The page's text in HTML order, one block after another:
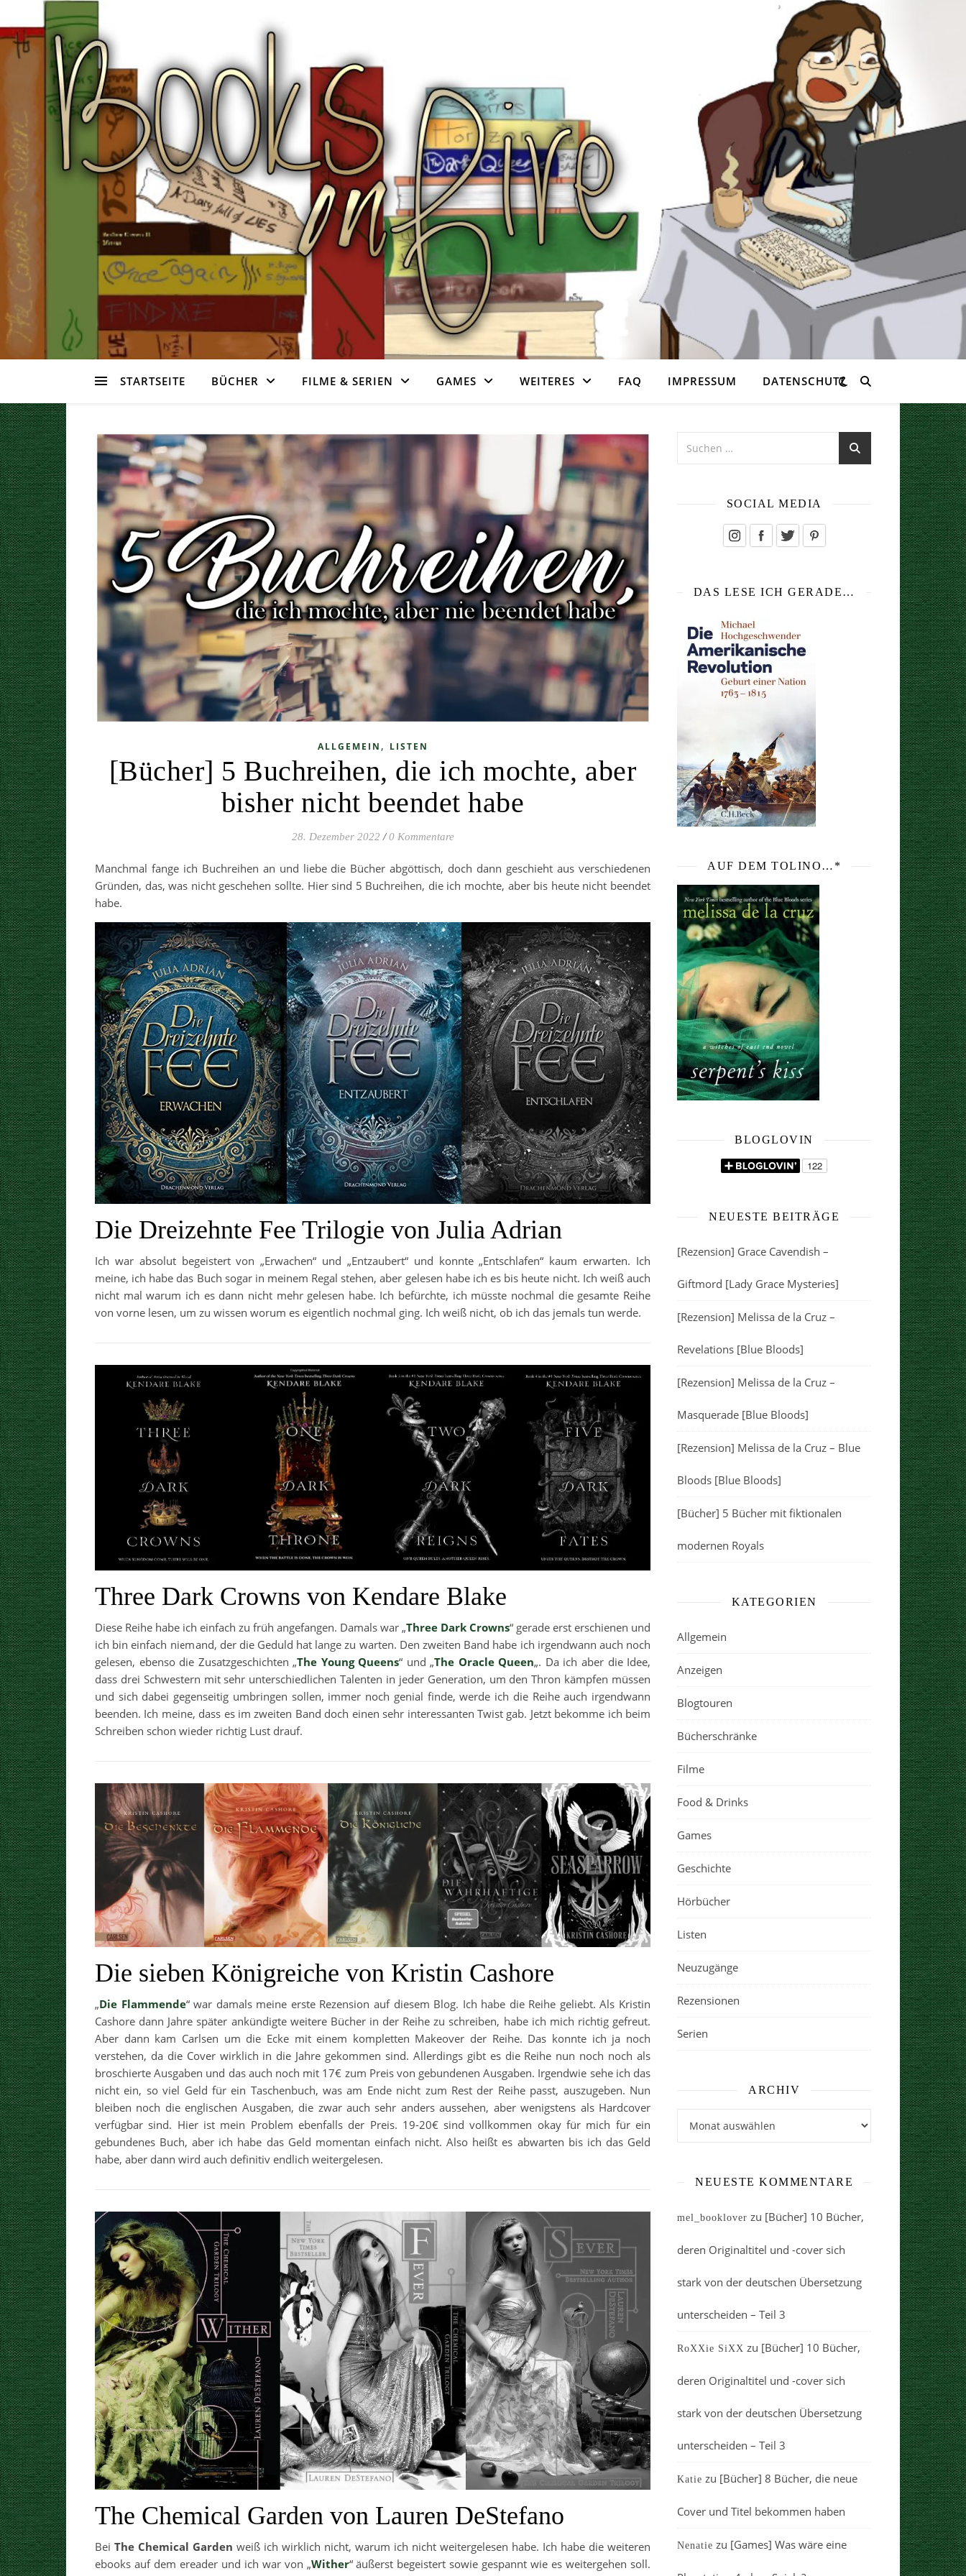
STARTSEITE BÜCHER FILME & SERIEN GAMES WEITERES FAQ IMPRESSUM DATENSCHUTZ
ALLGEMEIN , LISTEN
[Bücher] 5 Buchreihen, die ich mochte, aber
bisher nicht beendet habe
28. Dezember 2022 / 0 Kommentare
Manchmal fange ich Buchreihen an und liebe die Bücher abgöttisch, doch dann geschieht aus verschiedenen
Gründen, das, was nicht geschehen sollte. Hier sind 5 Buchreihen, die ich mochte, aber bis heute nicht beendet
habe.
Die Dreizehnte Fee Trilogie von Julia Adrian
Ich war absolut begeistert von „Erwachen“ und „Entzaubert“ und konnte „Entschlafen“ kaum erwarten. Ich
meine, ich habe das Buch sogar in meinem Regal stehen, aber gelesen habe ich es bis heute nicht. Ich weiß auch
nicht mal warum ich es dann nicht mehr gelesen habe. Ich befürchte, ich müsste nochmal die gesamte Reihe
von vorne lesen, um zu wissen worum es eigentlich nochmal ging. Ich weiß nicht, ob ich das jemals tun werde.
Three Dark Crowns von Kendare Blake
Diese Reihe habe ich einfach zu früh angefangen. Damals war „Three Dark Crowns“ gerade erst erschienen und
ich bin einfach niemand, der die Geduld hat lange zu warten. Den zweiten Band habe ich irgendwann auch noch
gelesen, ebenso die Zusatzgeschichten „The Young Queens“ und „The Oracle Queen„. Da ich aber die Idee,
dass drei Schwestern mit sehr unterschiedlichen Talenten in jeder Generation, um den Thron kämpfen müssen
und sich dabei gegenseitig umbringen sollen, immer noch genial finde, werde ich die Reihe auch irgendwann
beenden. Ich meine, dass es im zweiten Band doch einen sehr interessanten Twist gab. Jetzt bekomme ich beim
Schreiben schon wieder richtig Lust drauf.
Die sieben Königreiche von Kristin Cashore
„Die Flammende“ war damals meine erste Rezension auf diesem Blog. Ich habe die Reihe geliebt. Als Kristin
Cashore dann Jahre später ankündigte weitere Bücher in der Reihe zu schreiben, habe ich mich richtig gefreut.
Aber dann kam Carlsen um die Ecke mit einem kompletten Makeover der Reihe. Das konnte ich ja noch
verstehen, da die Cover wirklich in die Jahre gekommen sind. Allerdings gibt es die Reihe nun noch noch als
broschierte Ausgaben und das auch noch mit 17€ zum Preis von gebundenen Ausgaben. Irgendwie sehe ich das
nicht ein, so viel Geld für ein Taschenbuch, was am Ende nicht zum Rest der Reihe passt, auszugeben. Nun
bleiben noch die englischen Ausgaben, die zwar auch sehr anders aussehen, aber wenigstens als Hardcover
verfügbar sind. Hier ist mein Problem ebenfalls der Preis. 19-20€ sind vollkommen okay für mich für ein
gebundenes Buch, aber ich habe das Geld momentan einfach nicht. Also heißt es abwarten bis ich das Geld
habe, aber dann wird auch definitiv endlich weitergelesen.
The Chemical Garden von Lauren DeStefano
Bei The Chemical Garden weiß ich wirklich nicht, warum ich nicht weitergelesen habe. Ich habe die weiteren
ebooks auf dem ereader und ich war von „Wither“ äußerst begeistert sowie gespannt wie es weitergehen soll.
SOCIAL MEDIA
DAS LESE ICH GERADE…
AUF DEM TOLINO…*
BLOGLOVIN
NEUESTE BEITRÄGE
[Rezension] Grace Cavendish –
Giftmord [Lady Grace Mysteries]
[Rezension] Melissa de la Cruz –
Revelations [Blue Bloods]
[Rezension] Melissa de la Cruz –
Masquerade [Blue Bloods]
[Rezension] Melissa de la Cruz – Blue
Bloods [Blue Bloods]
[Bücher] 5 Bücher mit fiktionalen
modernen Royals
KATEGORIEN
Allgemein
Anzeigen
Blogtouren
Bücherschränke
Filme
Food & Drinks
Games
Geschichte
Hörbücher
Listen
Neuzugänge
Rezensionen
Serien
ARCHIV
NEUESTE KOMMENTARE
mel_booklover zu [Bücher] 10 Bücher,
deren Originaltitel und -cover sich
stark von der deutschen Übersetzung
unterscheiden – Teil 3
RoXXie SiXX zu [Bücher] 10 Bücher,
deren Originaltitel und -cover sich
stark von der deutschen Übersetzung
unterscheiden – Teil 3
Katie zu [Bücher] 8 Bücher, die neue
Cover und Titel bekommen haben
Nenatie zu [Games] Was wäre eine